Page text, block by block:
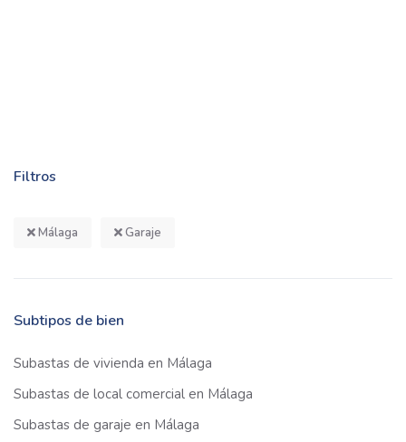
Filtros
Málaga Garaje
Subtipos de bien
Subastas de vivienda en Málaga
Subastas de local comercial en Málaga
Subastas de garaje en Málaga